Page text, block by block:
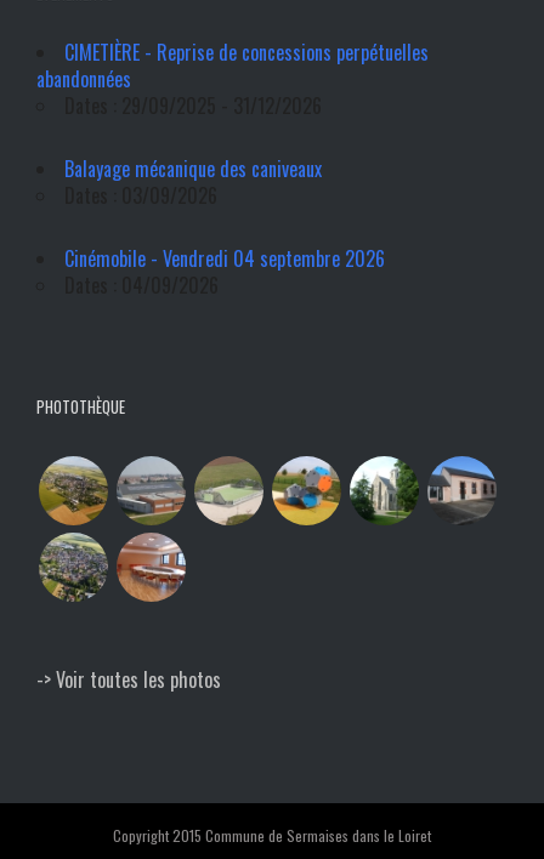
CIMETIÈRE - Reprise de concessions perpétuelles
abandonnées
Balayage mécanique des caniveaux
Cinémobile - Vendredi 04 septembre 2026
PHOTOTHÈQUE
-> Voir toutes les photos
Copyright 2015 Commune de Sermaises dans le Loiret